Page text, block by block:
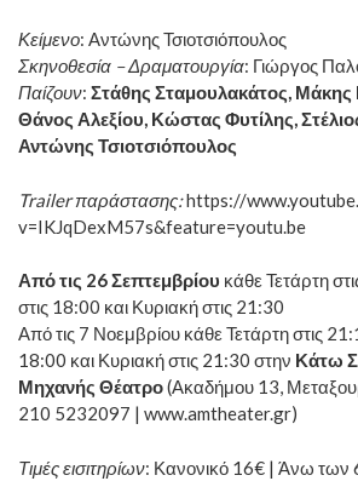
Κείμενο: Αντώνης Τσιοτσιόπουλος
Σκηνοθεσία – Δραματουργία: Γιώργος
Παίζουν: Στάθης Σταμουλακάτος,
Θάνος Αλεξίου, Κώστας Φυτίλης,
Αντώνης Τσιοτσιόπουλος
Trailer παράστασης:https://
v=IKJqDexM57s&feature=youtu.be
Από τις 26 Σεπτεμβρίου κάθε Τετάρτη
στις 18:00 και Κυριακή στις 21:30
Από τις 7 Νοεμβρίου κάθε Τετάρτη στις
18:00 και Κυριακή στις 21:30 στην Κάτω
Μηχανής Θέατρο(Ακαδήμου 13,
210 5232097 | www.amtheater.gr)
Τιμές εισιτηρίων: Κανονικό 16€ | Άνω των